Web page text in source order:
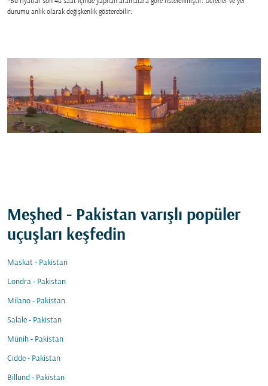
durumu anlık olarak değişkenlik gösterebilir.
Meşhed - Pakistan varışlı popüler
uçuşları keşfedin
Maskat - Pakistan
Londra - Pakistan
Milano - Pakistan
Salale - Pakistan
Münih - Pakistan
Cidde - Pakistan
Billund - Pakistan